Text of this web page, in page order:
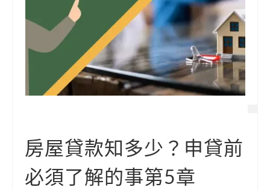
時事解析
生活理財
房產Q&A
房屋貸款知多少？申貸前
必須了解的事第5章